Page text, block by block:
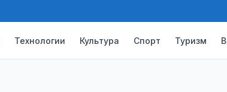
Технологии Культура Спорт Туризм